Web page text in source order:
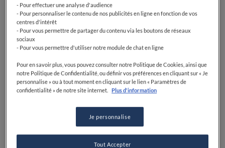
- Pour effectuer une analyse d'audience
- Pour personnaliser le contenu de nos publicités en ligne en fonction de vos
centres d'intérêt
- Pour vous permettre de partager du contenu via les boutons de réseaux
sociaux
- Pour vous permettre d'utiliser notre module de chat en ligne
Pour en savoir plus, vous pouvez consulter notre Politique de Cookies, ainsi que
notre Politique de Confidentialité, ou définir vos préférences en cliquant sur « Je
personnalise » ou à tout moment en cliquant sur le lien « Paramètres de
confidentialité » de notre site internet.
Plus d'information
Je personnalise
Tout Accepter